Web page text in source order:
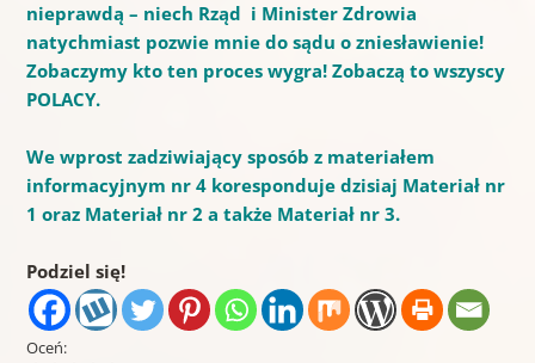
nieprawdą – niech Rząd i Minister Zdrowia
natychmiast pozwie mnie do sądu o zniesławienie!
Zobaczymy kto ten proces wygra! Zobaczą to wszyscy
POLACY.
We wprost zadziwiający sposób z materiałem
informacyjnym nr 4 koresponduje dzisiaj Materiał nr
1 oraz Materiał nr 2 a także Materiał nr 3.
Podziel się!
Oceń: